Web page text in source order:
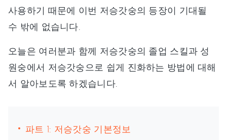
사용하기 때문에 이번 저승갓숭의 등장이 기대될
수 밖에 없습니다.
오늘은 여러분과 함께 저승갓숭의 졸업 스킬과 성
원숭에서 저승갓숭으로 쉽게 진화하는 방법에 대해
서 알아보도록 하겠습니다.
파트 1: 저승갓숭 기본정보